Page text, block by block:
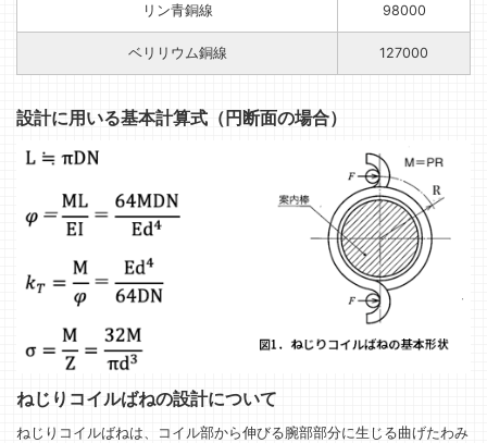
リン青銅線 98000
ベリリウム銅線 127000
設計に用いる基本計算式（円断面の場合）
ねじりコイルばねの設計について
ねじりコイルばねは、コイル部から伸びる腕部部分に生じる曲げたわみ